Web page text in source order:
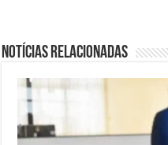
Notícias relacionadas